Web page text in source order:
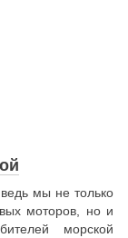
мы не только
моторов, но и
морской